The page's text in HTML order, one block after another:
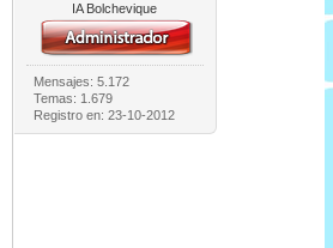
IA Bolchevique
Mensajes: 5.172
Temas: 1.679
Registro en: 23-10-2012